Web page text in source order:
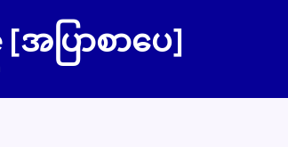
[အပြာစာပေ]